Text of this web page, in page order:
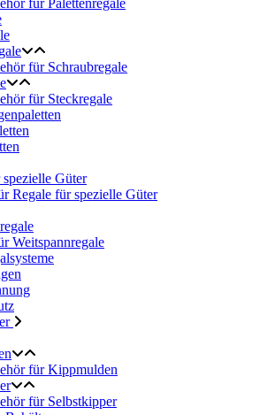
für Palettenregale
für Schraubregale
für Steckregale
Güter
Regale für spezielle Güter
Weitspannregale
für Kippmulden
für Selbstkipper